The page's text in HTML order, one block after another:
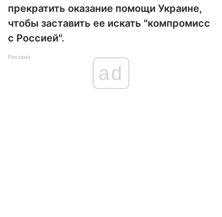
прекратить оказание помощи Украине,
чтобы заставить ее искать "компромисс
с Россией".
Реклама
ad